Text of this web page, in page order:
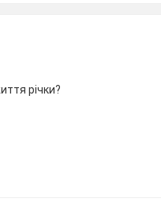
річки?